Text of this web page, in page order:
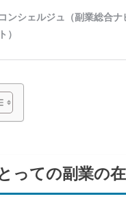
っての副業の